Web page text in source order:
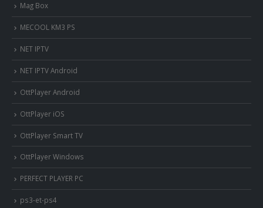
Mag Box
MECOOL KM3 PS
NET IPTV
NET IPTV Android
OttPlayer Android
OttPlayer iOS
OttPlayer Smart TV
OttPlayer Windows
PERFECT PLAYER PC
ps3-et-ps4